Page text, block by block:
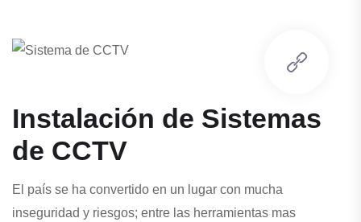
Instalación de Sistemas
de CCTV
El país se ha convertido en un lugar con mucha
inseguridad y riesgos; entre las herramientas mas